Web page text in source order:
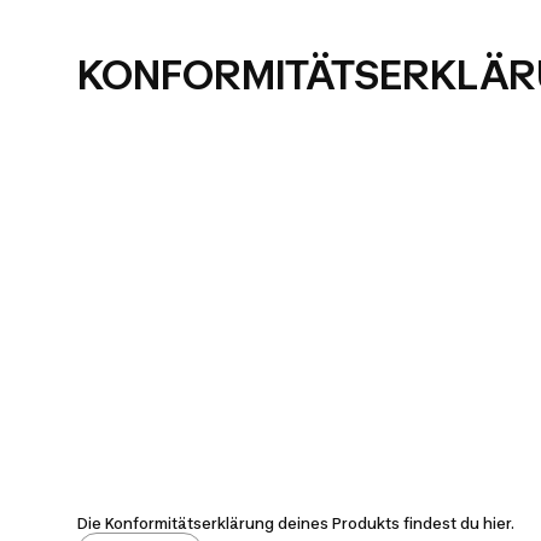
Die Konformitätserklärung deines Produkts findest du hier.